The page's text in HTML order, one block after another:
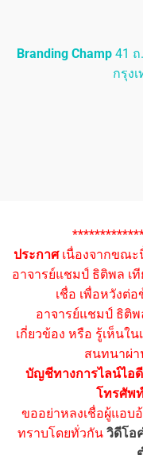
Branding Champ 41
กรุง
ประกาศเนื่องจากขณะ
อาจารย์แชมป์ ธิติพล เ
เชื่อ เพื่อหวังต่
อาจารย์แชมป์ ธิติ
เกี่ยวข้อง หรือ รู้เห็นใ
สนทนาผ่า
บัญชีทางการไลน์ไอดี
โทรศัพ
ขออย่าหลงเชื่อผู้แอบ
ทราบโดยทั่วกัน วิดีโอ